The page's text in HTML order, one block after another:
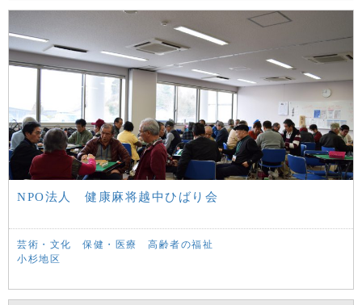
NPO法人 健康麻将越中ひばり会
芸術・文化 保健・医療
高齢者の福祉
小杉地区